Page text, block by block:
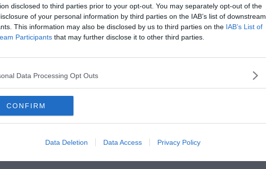
disclosed to third parties prior to your opt-out. You may separately opt-out of the
of your personal information by third parties on the IAB’s list of downstream
This information may also be disclosed by us to third parties on the IAB’s List of
Participants that may further disclose it to other third parties.
Data Processing Opt Outs
CONFIRM
Data Deletion Data Access Privacy Policy
Toscana iscriviti allaNewsletter QUInews - ToscanaMedia.
nella tua casella di posta.
europa